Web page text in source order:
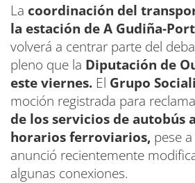
La coordinación del
la estación de A Gudiña-
volverá a centrar parte del
pleno que la Diputación de
este viernes. El Grupo
moción registrada para
de los servicios de autobús
horarios ferroviarios, pese
anunció recientemente
algunas conexiones.